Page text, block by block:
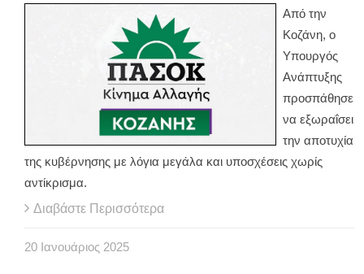
Από την
Κοζάνη, ο
Υπουργός
Ανάπτυξης
προσπάθησε
να εξωραΐσει
την αποτυχία
της κυβέρνησης με λόγια μεγάλα και υποσχέσεις χωρίς
αντίκρισμα.
Διαβάστε Περισσότερα
20 Ιανουάριος 2025